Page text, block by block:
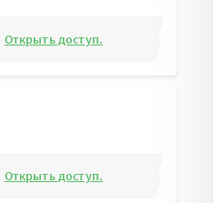
Открыть доступ.
Открыть доступ.